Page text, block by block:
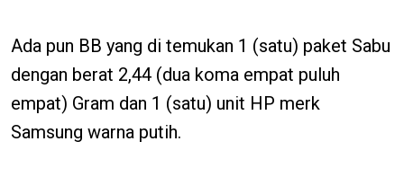
Ada pun BB yang di temukan 1 (satu) paket Sabu
dengan berat 2,44 (dua koma empat puluh
empat) Gram dan 1 (satu) unit HP merk
Samsung warna putih.